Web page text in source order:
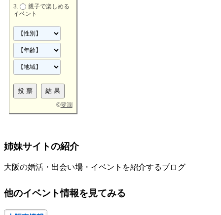
親子で楽しめる
イベント
©要潤
姉妹サイトの紹介
大阪の婚活・出会い場・イベントを紹介するブログ
他のイベント情報を見てみる